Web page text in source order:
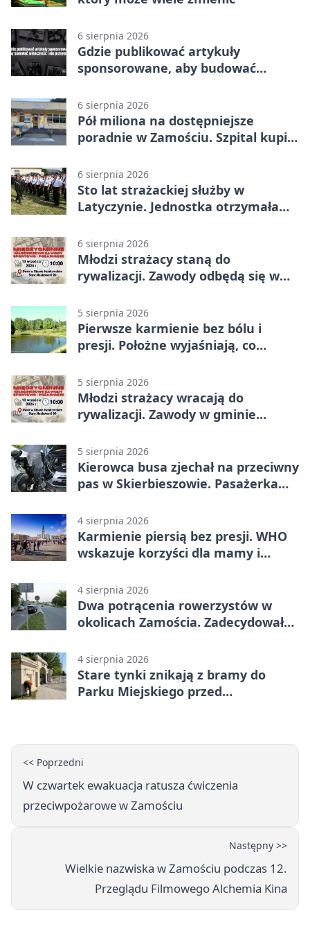
6 sierpnia 2026
Gdzie publikować artykuły
sponsorowane, aby budować
6 sierpnia 2026
Pół miliona na dostępniejsze
poradnie w Zamościu. Szpital kupi
6 sierpnia 2026
Sto lat strażackiej służby w
Latyczynie. Jednostka otrzymała
6 sierpnia 2026
Młodzi strażacy staną do
rywalizacji. Zawody odbędą się w
5 sierpnia 2026
Pierwsze karmienie bez bólu i
presji. Położne wyjaśniają, co
5 sierpnia 2026
Młodzi strażacy wracają do
rywalizacji. Zawody w gminie
5 sierpnia 2026
Kierowca busa zjechał na przeciwny
pas w Skierbieszowie. Pasażerka
4 sierpnia 2026
Karmienie piersią bez presji. WHO
wskazuje korzyści dla mamy i
4 sierpnia 2026
Dwa potrącenia rowerzystów w
okolicach Zamościa. Zadecydowało
4 sierpnia 2026
Stare tynki znikają z bramy do
Parku Miejskiego przed
<< Poprzedni
W czwartek ewakuacja ratusza ćwiczenia
przeciwpożarowe w Zamościu
Następny >>
Wielkie nazwiska w Zamościu podczas 12.
Przeglądu Filmowego Alchemia Kina